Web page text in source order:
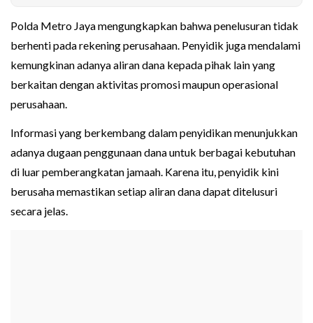
Polda Metro Jaya mengungkapkan bahwa penelusuran tidak
berhenti pada rekening perusahaan. Penyidik juga mendalami
kemungkinan adanya aliran dana kepada pihak lain yang
berkaitan dengan aktivitas promosi maupun operasional
perusahaan.
Informasi yang berkembang dalam penyidikan menunjukkan
adanya dugaan penggunaan dana untuk berbagai kebutuhan
di luar pemberangkatan jamaah. Karena itu, penyidik kini
berusaha memastikan setiap aliran dana dapat ditelusuri
secara jelas.